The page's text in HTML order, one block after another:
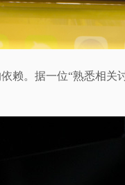
赖。据一位“熟悉相